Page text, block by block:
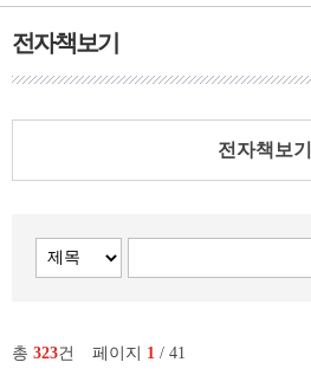
전자책보기
전자책보기
총 323건 페이지 1 / 41